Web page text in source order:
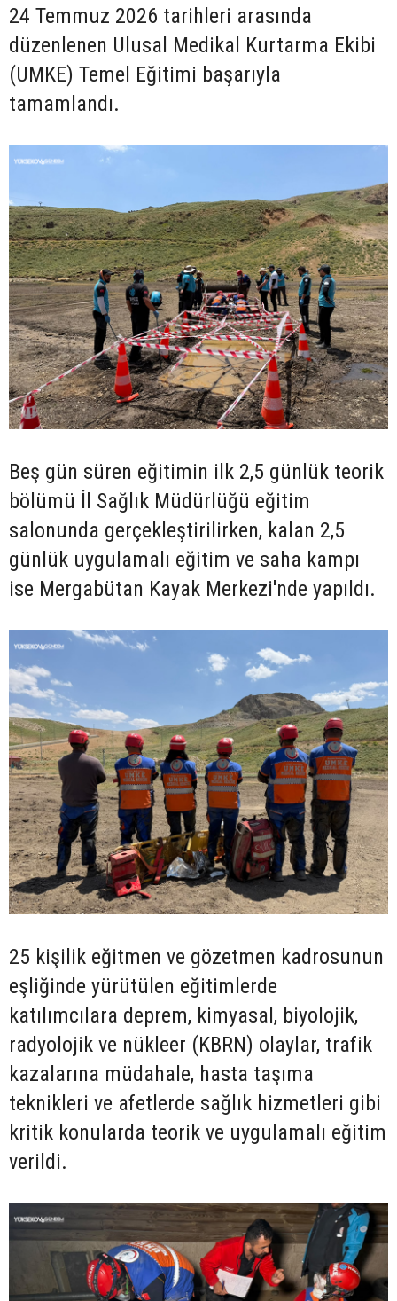
24 Temmuz 2026 tarihleri arasında
düzenlenen Ulusal Medikal Kurtarma Ekibi
(UMKE) Temel Eğitimi başarıyla
tamamlandı.
Beş gün süren eğitimin ilk 2,5 günlük teorik
bölümü İl Sağlık Müdürlüğü eğitim
salonunda gerçekleştirilirken, kalan 2,5
günlük uygulamalı eğitim ve saha kampı
ise Mergabütan Kayak Merkezi'nde yapıldı.
25 kişilik eğitmen ve gözetmen kadrosunun
eşliğinde yürütülen eğitimlerde
katılımcılara deprem, kimyasal, biyolojik,
radyolojik ve nükleer (KBRN) olaylar, trafik
kazalarına müdahale, hasta taşıma
teknikleri ve afetlerde sağlık hizmetleri gibi
kritik konularda teorik ve uygulamalı eğitim
verildi.